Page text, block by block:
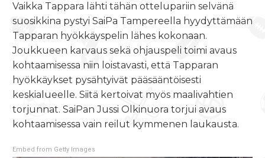
Vaikka Tappara lähti tähän ottelupariin selvänä
suosikkina pystyi SaiPa Tampereella hyydyttämään
Tapparan hyökkäyspelin lähes kokonaan.
Joukkueen karvaus sekä ohjauspeli toimi avaus
kohtaamisessa niin loistavasti, että Tapparan
hyökkäykset pysähtyivät pääsääntöisesti
keskialueelle. Siitä kertoivat myös maalivahtien
torjunnat. SaiPan Jussi Olkinuora torjui avaus
kohtaamisessa vain reilut kymmenen laukausta.
Embed from Getty Images